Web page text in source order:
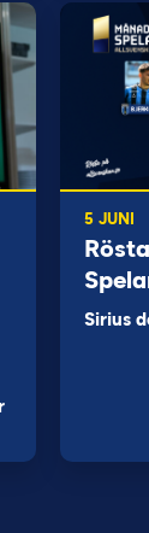
5 JUNI
Sirius